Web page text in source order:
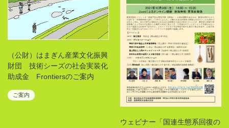
（公財）はまぎん産業文化振興
財団 技術シーズの社会実装化
助成金 Frontiersのご案内
ご案内
ウェビナー「国連生態系回復の